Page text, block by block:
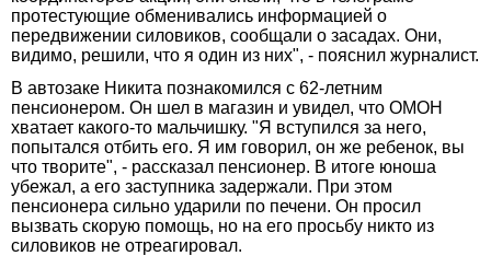
протестующие обменивались информацией о
передвижении силовиков, сообщали о засадах. Они,
видимо, решили, что я один из них", - пояснил журналист.
В автозаке Никита познакомился с 62-летним
пенсионером. Он шел в магазин и увидел, что ОМОН
хватает какого-то мальчишку. "Я вступился за него,
попытался отбить его. Я им говорил, он же ребенок, вы
что творите", - рассказал пенсионер. В итоге юноша
убежал, а его заступника задержали. При этом
пенсионера сильно ударили по печени. Он просил
вызвать скорую помощь, но на его просьбу никто из
силовиков не отреагировал.